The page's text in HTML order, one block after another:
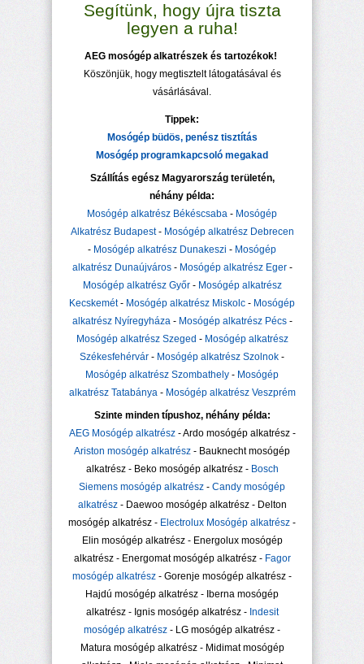
Segítünk, hogy újra tiszta
legyen a ruha!
AEG mosógép alkatrészek és tartozékok!
Köszönjük, hogy megtisztelt látogatásával és
vásárlásával.
Tippek:
Mosógép büdös, penész tisztítás
Mosógép programkapcsoló megakad
Szállítás egész Magyarország területén,
néhány példa:
Mosógép alkatrész Békéscsaba - Mosógép
Alkatrész Budapest- Mosógép alkatrész Debrecen
- Mosógép alkatrész Dunakeszi - Mosógép
alkatrész Dunaújváros- Mosógép alkatrész Eger-
Mosógép alkatrész Győr- Mosógép alkatrész
Kecskemét- Mosógép alkatrész Miskolc - Mosógép
alkatrész Nyíregyháza- Mosógép alkatrész Pécs-
Mosógép alkatrész Szeged - Mosógép alkatrész
Székesfehérvár - Mosógép alkatrész Szolnok -
Mosógép alkatrész Szombathely - Mosógép
alkatrész Tatabánya- Mosógép alkatrész Veszprém
Szinte minden típushoz, néhány példa:
AEG Mosógép alkatrész- Ardo mosógép alkatrész -
Ariston mosógép alkatrész - Bauknecht mosógép
alkatrész - Beko mosógép alkatrész - Bosch
Siemens mosógép alkatrész - Candy mosógép
alkatrész- Daewoo mosógép alkatrész - Delton
mosógép alkatrész - Electrolux Mosógép alkatrész -
Elin mosógép alkatrész - Energolux mosógép
alkatrész - Energomat mosógép alkatrész - Fagor
mosógép alkatrész - Gorenje mosógép alkatrész -
Hajdú mosógép alkatrész - Iberna mosógép
alkatrész - Ignis mosógép alkatrész - Indesit
mosógép alkatrész - LG mosógép alkatrész -
Matura mosógép alkatrész - Midimat mosógép